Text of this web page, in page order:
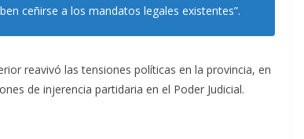
ceñirse a los mandatos legales existentes”.
reavivó las tensiones políticas en la provincia, en
de injerencia partidaria en el Poder Judicial.